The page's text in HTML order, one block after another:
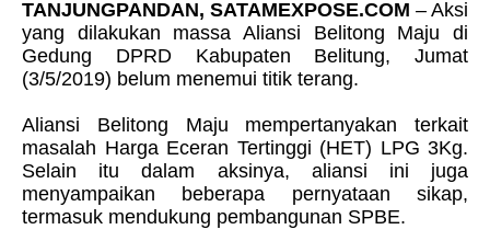
TANJUNGPANDAN, SATAMEXPOSE.COM – Aksi
yang dilakukan massa Aliansi Belitong Maju di
Gedung DPRD Kabupaten Belitung, Jumat
(3/5/2019) belum menemui titik terang.
Aliansi Belitong Maju mempertanyakan terkait
masalah Harga Eceran Tertinggi (HET) LPG 3Kg.
Selain itu dalam aksinya, aliansi ini juga
menyampaikan beberapa pernyataan sikap,
termasuk mendukung pembangunan SPBE.